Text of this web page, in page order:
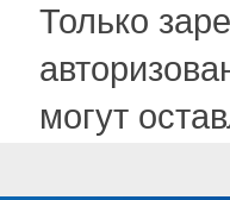
Только
могут